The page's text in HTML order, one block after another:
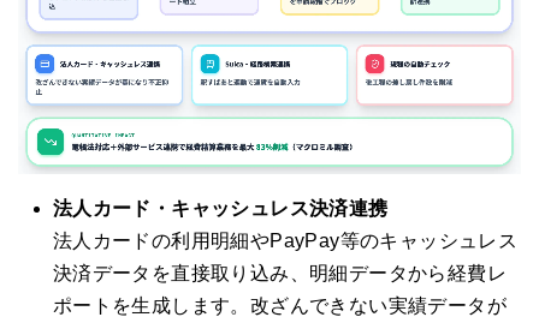
法人カード・キャッシュレス決済連携
法人カードの利用明細やPayPay等のキャッシュレス
決済データを直接取り込み、明細データから経費レ
ポートを生成します。改ざんできない実績データが